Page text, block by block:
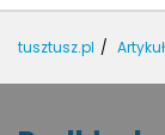
tusztusz.pl